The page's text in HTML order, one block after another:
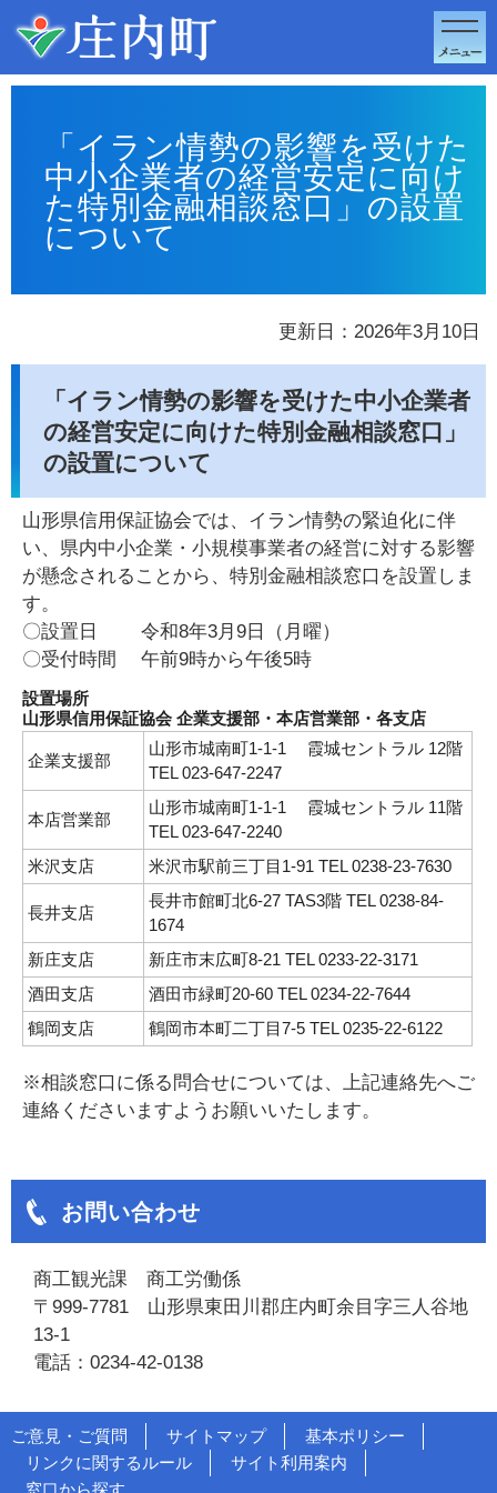
このページの本文へ移動
「イラン情勢の影響を受けた
中小企業者の経営安定に向け
た特別金融相談窓口」の設置
について
更新日：2026年3月10日
「イラン情勢の影響を受けた中小企業者
の経営安定に向けた特別金融相談窓口」
の設置について
山形県信用保証協会では、イラン情勢の緊迫化に伴
い、県内中小企業・小規模事業者の経営に対する影響
が懸念されることから、特別金融相談窓口を設置しま
す。
〇設置日 令和8年3月9日（月曜）
〇受付時間 午前9時から午後5時
設置場所
山形県信用保証協会 企業支援部・本店営業部・各支店
企業支援部
山形市城南町1-1-1 霞城セントラル 12階
TEL 023-647-2247
本店営業部
山形市城南町1-1-1 霞城セントラル 11階
TEL 023-647-2240
米沢支店
米沢市駅前三丁目1-91 TEL 0238-23-7630
長井支店
長井市館町北6-27 TAS3階 TEL 0238-84-
1674
新庄支店
新庄市末広町8-21 TEL 0233-22-3171
酒田支店
酒田市緑町20-60 TEL 0234-22-7644
鶴岡支店
鶴岡市本町二丁目7-5 TEL 0235-22-6122
※相談窓口に係る問合せについては、上記連絡先へご
連絡くださいますようお願いいたします。
お問い合わせ
商工観光課 商工労働係
〒999-7781 山形県東田川郡庄内町余目字三人谷地
13-1
電話：0234-42-0138
ご意見・ご質問 サイトマップ
基本ポリシー
リンクに関するルール
サイト利用案内
窓口から探す